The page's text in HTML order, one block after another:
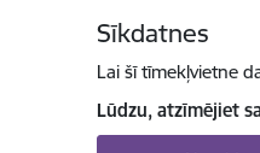
Sīkdatnes
Lai šī tīmekļvietne
Lūdzu, atzīmējiet